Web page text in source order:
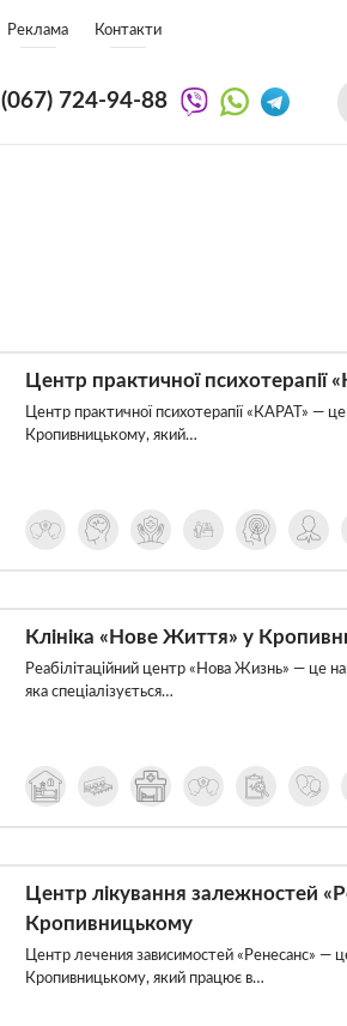
Реклама Контакти
(067) 724-94-88
Центр практичної
Центр практичної психотерапії «КАРАТ» —
Кропивницькому, який…
Клініка «Нове Життя» у
Реабілітаційний центр «Нова Жизнь» — це
яка спеціалізується…
Центр лікування залежностей
Кропивницькому
Центр лечения зависимостей «Ренесанс» —
Кропивницькому, який працює в…